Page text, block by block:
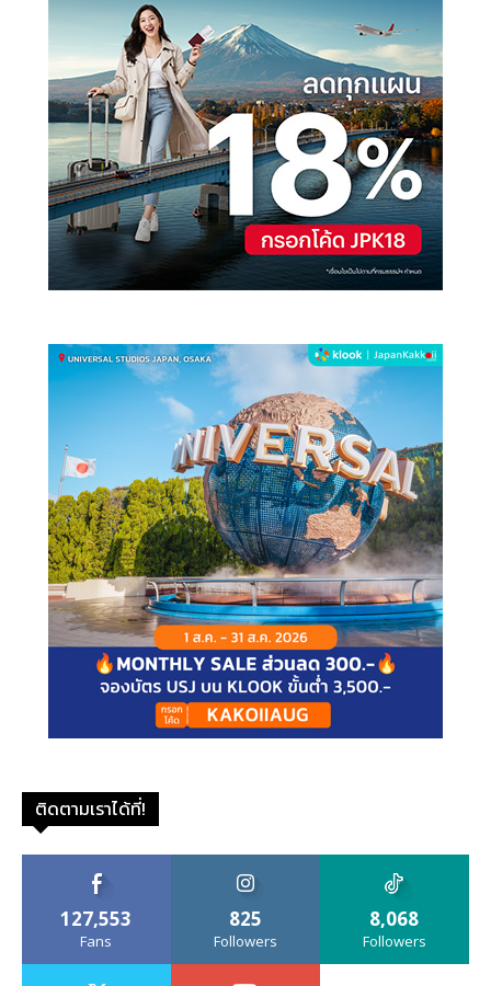
ติดตามเราได้ที่!
127,553
Fans
825
Followers
8,068
Followers